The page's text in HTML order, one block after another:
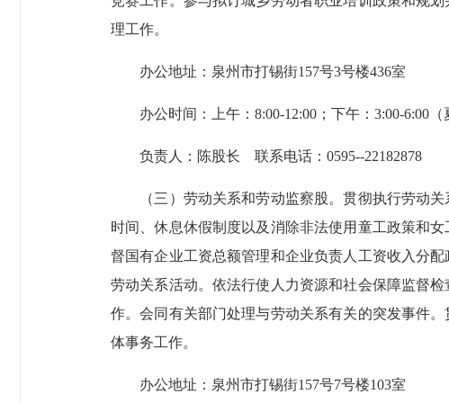
理工作。
办公地址：泉州市打锡街157号3号楼436室
办公时间：上午：8:00-12:00；下午：3:00-6:00（
负责人：陈股长 联系电话：0595--22182878
（三）劳动关系和劳动监察股。贯彻执行劳动关
时间、休息休假制度以及消除非法使用童工政策和
督国有企业工资总额管理和企业负责人工资收入分
劳动关系活动。依法行使人力资源和社会保障监督
作。会同有关部门处理与劳动关系有关的突发事件
体事务工作。
办公地址：泉州市打锡街157号7号楼103室